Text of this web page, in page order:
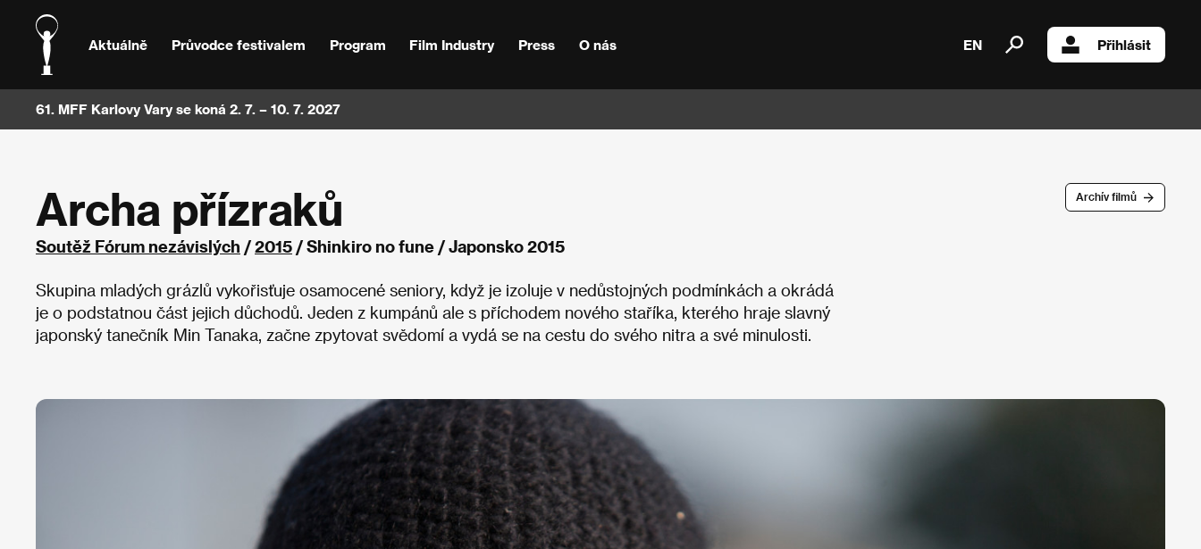
Aktuálně Průvodce festivalem Program Film Industry Press O nás EN Přihlásit
61. MFF Karlovy Vary se koná 2. 7. – 10. 7. 2027
Archív filmů
Archa přízraků
Soutěž Fórum nezávislých /2015 / Shinkiro no fune / Japonsko 2015
Skupina mladých grázlů vykořisťuje osamocené seniory, když je izoluje v nedůstojných podmínkách a okrádá
je o podstatnou část jejich důchodů. Jeden z kumpánů ale s příchodem nového staříka, kterého hraje slavný
japonský tanečník Min Tanaka, začne zpytovat svědomí a vydá se na cestu do svého nitra a své minulosti.